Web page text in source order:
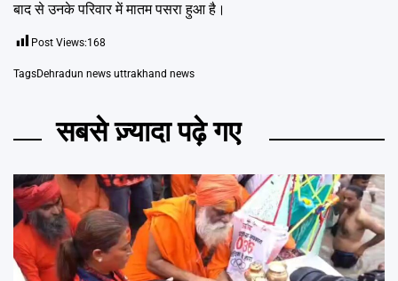
बाद से उनके परिवार में मातम पसरा हुआ है।
Post Views:168
TagsDehradun news uttrakhand news
सबसे ज़्यादा पढ़े गए